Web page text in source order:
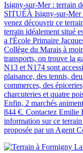
Isigny-sur-Mer : terrain
SITUÉÀ Isigny-sur-Mer
venez découvrir ce
terrain idéalement situé
a l'École Primaire
Collège du Marais à
transports, on trouve la
N13 et N174 sont
plaisance, des tennis,
commerces, des
charcuteries et quatre
Enfin, 2 marchés
844 €. Contactez Emilie
information sur ce
proposée par un Agent